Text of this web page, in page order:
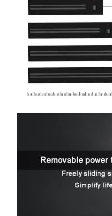
Hydraulische Steckdose
Schreibtischsteckdose
Schienensteckdose